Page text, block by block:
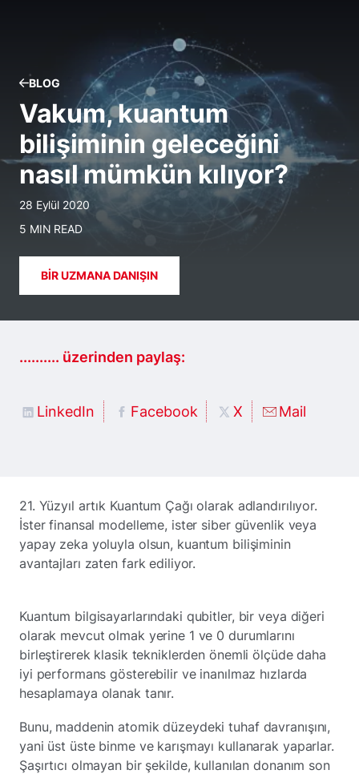
BLOG
Vakum, kuantum
bilişiminin geleceğini
nasıl mümkün kılıyor?
28 Eylül 2020
5 MIN READ
BIR UZMANA DANIŞIN
.......... üzerinden paylaş:
LinkedIn Facebook X Mail
21. Yüzyıl artık Kuantum Çağı olarak adlandırılıyor.
İster finansal modelleme, ister siber güvenlik veya
yapay zeka yoluyla olsun, kuantum bilişiminin
avantajları zaten fark ediliyor.
Kuantum bilgisayarlarındaki qubitler, bir veya diğeri
olarak mevcut olmak yerine 1 ve 0 durumlarını
birleştirerek klasik tekniklerden önemli ölçüde daha
iyi performans gösterebilir ve inanılmaz hızlarda
hesaplamaya olanak tanır.
Bunu, maddenin atomik düzeydeki tuhaf davranışını,
yani üst üste binme ve karışmayı kullanarak yaparlar.
Şaşırtıcı olmayan bir şekilde, kullanılan donanım son